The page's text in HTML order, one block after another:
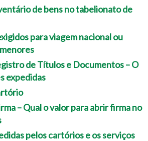
de bens no tabelionato de
para viagem nacional ou
de Títulos e Documentos – O
expedidas
– Qual o valor para abrir firma no
pelos cartórios e os serviços